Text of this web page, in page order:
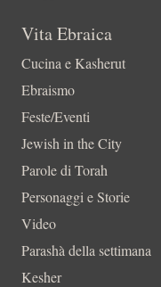
Vita Ebraica
Cucina e Kasherut
Ebraismo
Feste/Eventi
Jewish in the City
Parole di Torah
Personaggi e Storie
Video
Parashà della settimana
Kesher